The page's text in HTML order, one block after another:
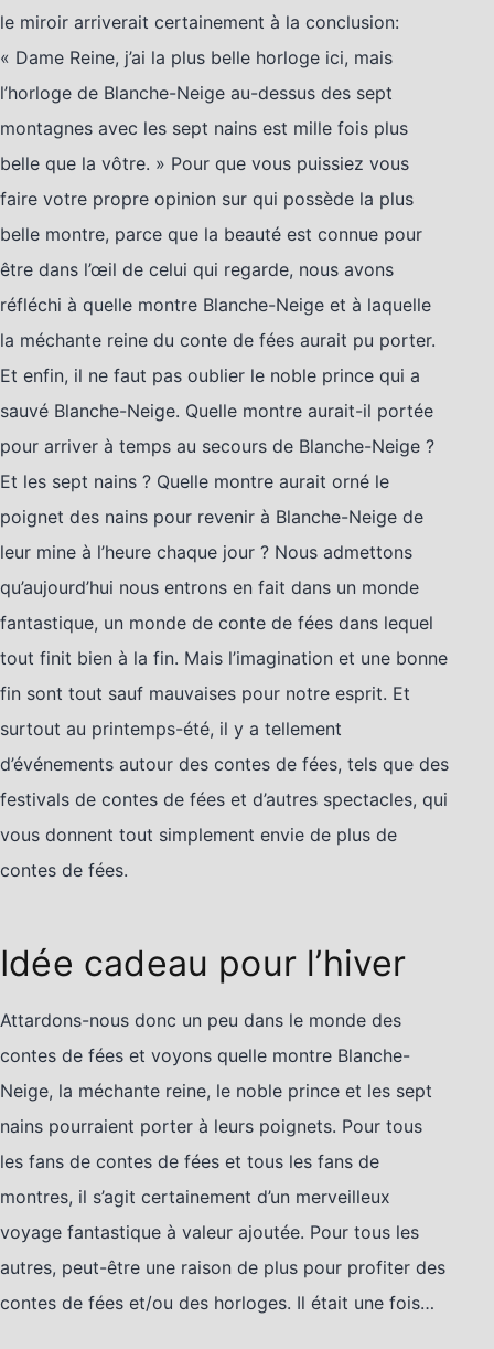
le miroir arriverait certainement à la conclusion:
« Dame Reine, j’ai la plus belle horloge ici, mais
l’horloge de Blanche-Neige au-dessus des sept
montagnes avec les sept nains est mille fois plus
belle que la vôtre. » Pour que vous puissiez vous
faire votre propre opinion sur qui possède la plus
belle montre, parce que la beauté est connue pour
être dans l’œil de celui qui regarde, nous avons
réfléchi à quelle montre Blanche-Neige et à laquelle
la méchante reine du conte de fées aurait pu porter.
Et enfin, il ne faut pas oublier le noble prince qui a
sauvé Blanche-Neige. Quelle montre aurait-il portée
pour arriver à temps au secours de Blanche-Neige ?
Et les sept nains ? Quelle montre aurait orné le
poignet des nains pour revenir à Blanche-Neige de
leur mine à l’heure chaque jour ? Nous admettons
qu’aujourd’hui nous entrons en fait dans un monde
fantastique, un monde de conte de fées dans lequel
tout finit bien à la fin. Mais l’imagination et une bonne
fin sont tout sauf mauvaises pour notre esprit. Et
surtout au printemps-été, il y a tellement
d’événements autour des contes de fées, tels que des
festivals de contes de fées et d’autres spectacles, qui
vous donnent tout simplement envie de plus de
contes de fées.
Idée cadeau pour l’hiver
Attardons-nous donc un peu dans le monde des
contes de fées et voyons quelle montre Blanche-
Neige, la méchante reine, le noble prince et les sept
nains pourraient porter à leurs poignets. Pour tous
les fans de contes de fées et tous les fans de
montres, il s’agit certainement d’un merveilleux
voyage fantastique à valeur ajoutée. Pour tous les
autres, peut-être une raison de plus pour profiter des
contes de fées et/ou des horloges. Il était une fois…